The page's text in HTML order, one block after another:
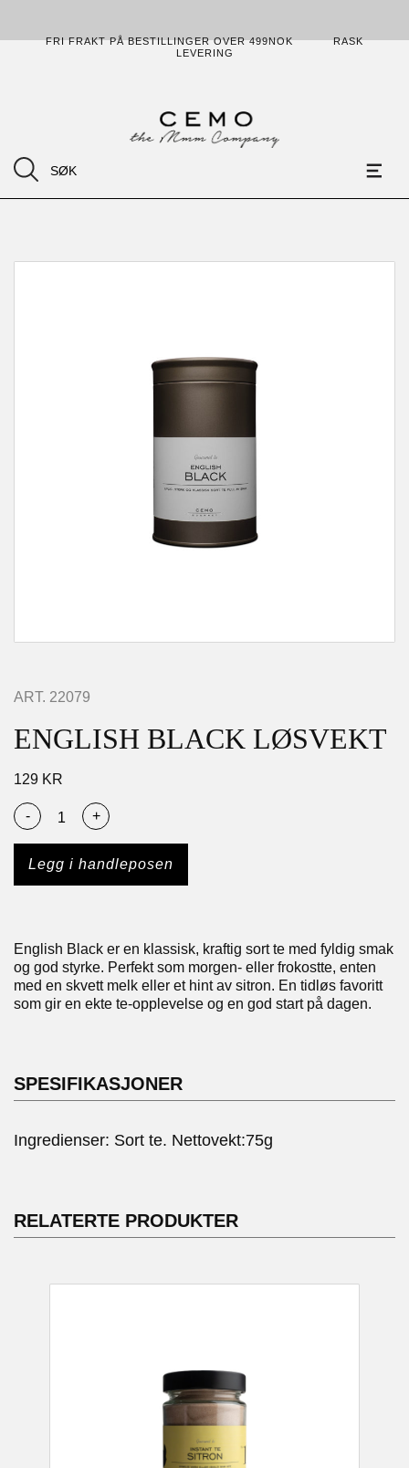
FRI FRAKT PÅ BESTILLINGER OVER 499NOK
RASK
LEVERING
ART. 22079
ENGLISH BLACK LØSVEKT
129 KR
- +
Legg i handleposen
English Black er en klassisk, kraftig sort te med fyldig smak
og god styrke. Perfekt som morgen- eller frokostte, enten
med en skvett melk eller et hint av sitron. En tidløs favoritt
som gir en ekte te-opplevelse og en god start på dagen.
SPESIFIKASJONER
Ingredienser: Sort te. Nettovekt:75g
RELATERTE PRODUKTER